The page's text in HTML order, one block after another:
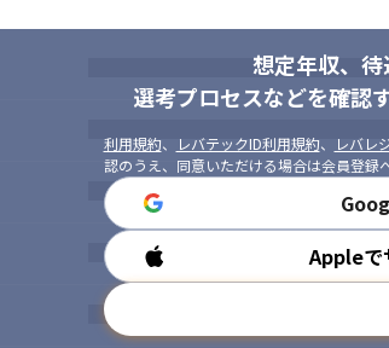
想定年収、待
選考プロセスなどを確認
利用規約、 レバテックID利用規約、 レバレ
認のうえ、同意いただける場合は会員登録
Appleで